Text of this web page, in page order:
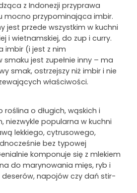
z Indonezji przyprawa
mocno przypominająca imbir.
jest przede wszystkim w kuchni
i wietnamskiej, do zup i curry.
imbir (i jest z nim
jest zupełnie inny – ma
smak, ostrzejszy niż imbir i nie
właściwości.
o długich, wąskich i
niezwykle popularna w kuchni
lekkiego, cytrusowego,
bez typowej
komponuje się z mlekiem
do marynowania mięs, ryb i
napojów czy dań stir-